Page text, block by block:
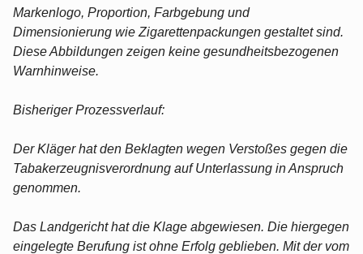
Markenlogo, Proportion, Farbgebung und
Dimensionierung wie Zigarettenpackungen gestaltet sind.
Diese Abbildungen zeigen keine gesundheitsbezogenen
Warnhinweise.
Bisheriger Prozessverlauf:
Der Kläger hat den Beklagten wegen Verstoßes gegen die
Tabakerzeugnisverordnung auf Unterlassung in Anspruch
genommen.
Das Landgericht hat die Klage abgewiesen. Die hiergegen
eingelegte Berufung ist ohne Erfolg geblieben. Mit der vom